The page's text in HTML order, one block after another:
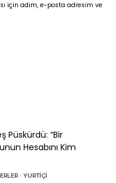
için adım, e-posta adresim ve
Püskürdü: “Bir
Hesabını Kim
YURTIÇI